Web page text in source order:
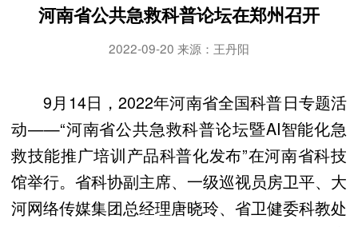
河南省公共急救科普论坛在郑州召开
2022-09-20 来源：王丹阳
9月14日，2022年河南省全国科普日专题活
动——“河南省公共急救科普论坛暨AI智能化急
救技能推广培训产品科普化发布”在河南省科技
馆举行。省科协副主席、一级巡视员房卫平、大
河网络传媒集团总经理唐晓玲、省卫健委科教处